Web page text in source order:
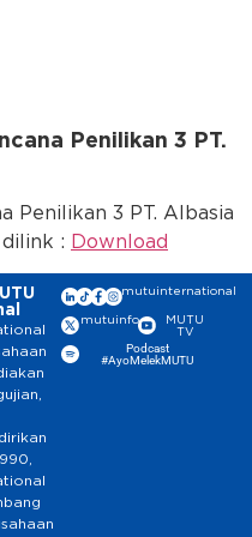
Penilikan 3 PT.
Penilikan 3 PT. Albasia
: Download
mutuinternational
mutuinfo
MUTU
TV
Podcast
#AyoMelekMUTU